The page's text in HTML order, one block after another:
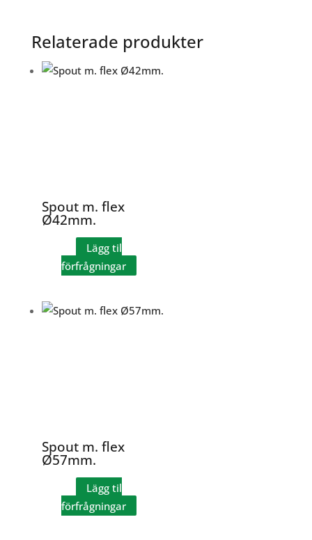
Relaterade produkter
Spout m. flex
Ø42mm.
Lägg til
förfrågningar
Spout m. flex
Ø57mm.
Lägg til
förfrågningar